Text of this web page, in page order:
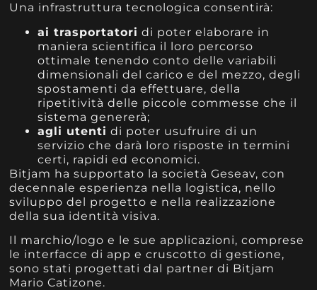
Una infrastruttura tecnologica consentirà:
ai trasportatori di poter elaborare in
maniera scientifica il loro percorso
ottimale tenendo conto delle variabili
dimensionali del carico e del mezzo, degli
spostamenti da effettuare, della
ripetitività delle piccole commesse che il
sistema genererà;
agli utenti di poter usufruire di un
servizio che darà loro risposte in termini
certi, rapidi ed economici.
Bitjam ha supportato la società Geseav, con
decennale esperienza nella logistica, nello
sviluppo del progetto e nella realizzazione
della sua identità visiva.
Il marchio/logo e le sue applicazioni, comprese
le interfacce di app e cruscotto di gestione,
sono stati progettati dal partner di Bitjam
Mario Catizone.